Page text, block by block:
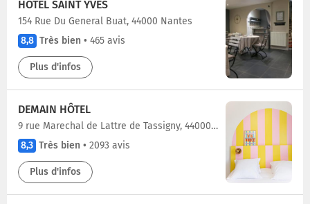
HOTEL SAINT YVES
154 Rue Du General Buat, 44000 Nantes
8,8 Très bien • 465 avis
Plus d'infos
DEMAIN HÔTEL
9 rue Marechal de Lattre de Tassigny, 44000 Nantes
8,3 Très bien • 2093 avis
Plus d'infos